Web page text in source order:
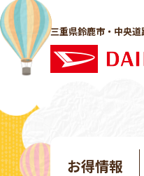
三重県鈴鹿市・中央道
お得情報